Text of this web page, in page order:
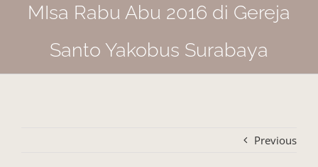
MIsa Rabu Abu 2016 di Gereja
Santo Yakobus Surabaya
Previous